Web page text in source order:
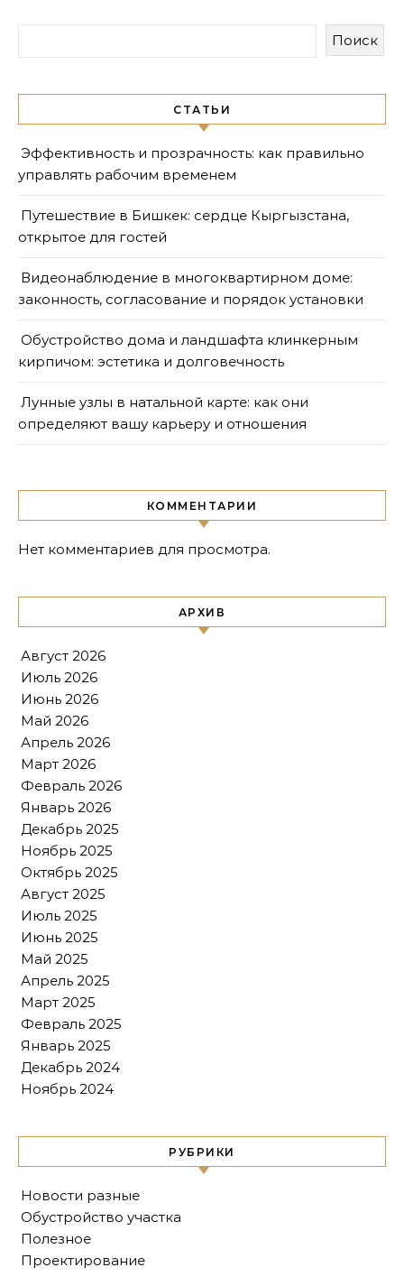
Поиск
СТАТЬИ
Эффективность и прозрачность: как правильно
управлять рабочим временем
Путешествие в Бишкек: сердце Кыргызстана,
открытое для гостей
Видеонаблюдение в многоквартирном доме:
законность, согласование и порядок установки
Обустройство дома и ландшафта клинкерным
кирпичом: эстетика и долговечность
Лунные узлы в натальной карте: как они
определяют вашу карьеру и отношения
КОММЕНТАРИИ
Нет комментариев для просмотра.
АРХИВ
Август 2026
Июль 2026
Июнь 2026
Май 2026
Апрель 2026
Март 2026
Февраль 2026
Январь 2026
Декабрь 2025
Ноябрь 2025
Октябрь 2025
Август 2025
Июль 2025
Июнь 2025
Май 2025
Апрель 2025
Март 2025
Февраль 2025
Январь 2025
Декабрь 2024
Ноябрь 2024
РУБРИКИ
Новости разные
Обустройство участка
Полезное
Проектирование